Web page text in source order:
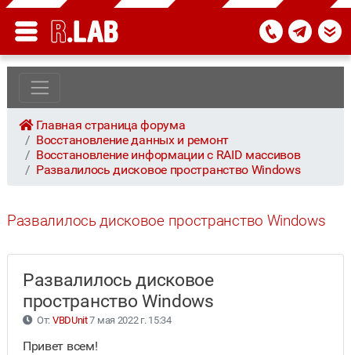
Главная страница форума
Восстановление данных и ремонт
Восстановление информации с RAID массивов
Развалилось дисковое пространство Windows
Развалилось дисковое пространство Windows
Развалилось дисковое
пространство Windows
От: VBDUnit7 мая 2022 г. 15:34
Привет всем!